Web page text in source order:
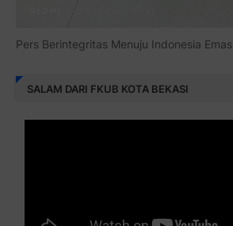
Pers Berintegritas Menuju Indonesia Emas
SALAM DARI FKUB KOTA BEKASI